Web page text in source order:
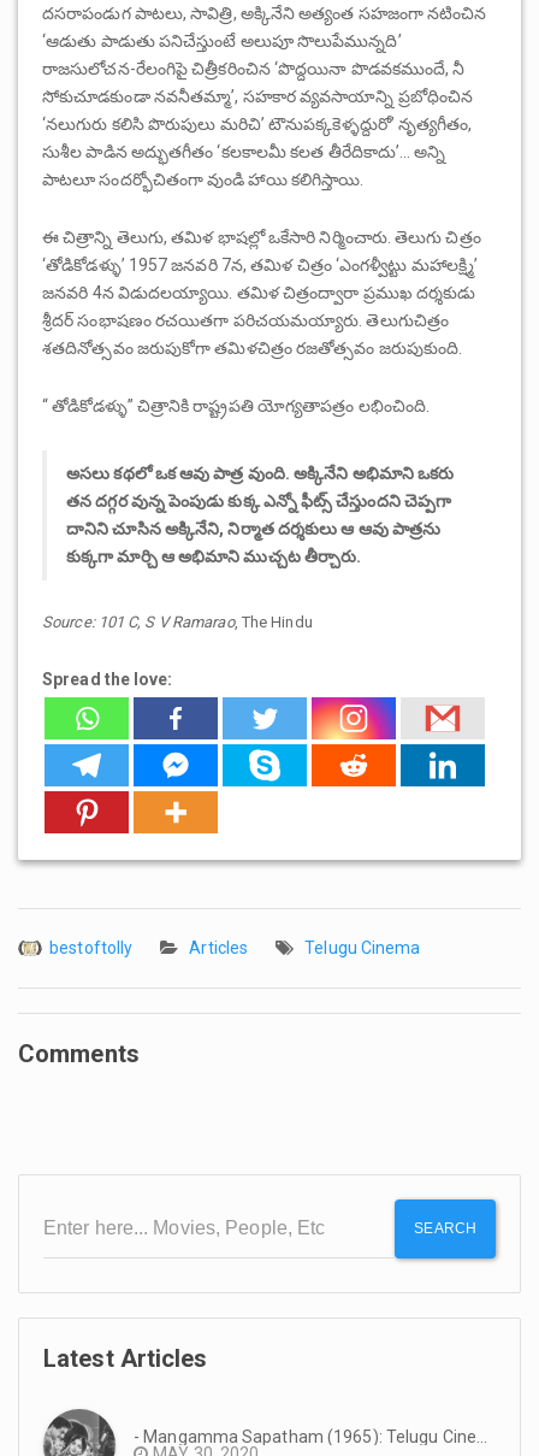
దసరాపండుగ పాటలు, సావిత్రి, అక్కినేని అత్యంత సహజంగా నటించిన
‘ఆడుతు పాడుతు పనిచేస్తుంటే అలుపూ సొలుపేమున్నది’
రాజసులోచన-రేలంగిపై చిత్రీకరించిన ‘పొద్దయినా పొడవకముందే, నీ
సోకుచూడకుండా నవనీతమ్మా’, సహకార వ్యవసాయాన్ని ప్రబోధించిన
‘నలుగురు కలిసి పొరుపులు మరిచి’ టౌనుపక్కకెళ్ళద్దురో’ నృత్యగీతం,
సుశీల పాడిన అద్భుతగీతం ‘కలకాలమీ కలత తీరేదికాదు’… అన్ని
పాటలూ సందర్భోచితంగా వుండి హాయి కలిగిస్తాయి.
ఈ చిత్రాన్ని తెలుగు, తమిళ భాషల్లో ఒకేసారి నిర్మించారు. తెలుగు చిత్రం
‘తోడికోడళ్ళు’ 1957 జనవరి 7న, తమిళ చిత్రం ‘ఎంగళ్వీట్టు మహాలక్ష్మి’
జనవరి 4న విడుదలయ్యాయి. తమిళ చిత్రంద్వారా ప్రముఖ దర్శకుడు
శ్రీదర్ సంభాషణం రచయితగా పరిచయమయ్యారు. తెలుగుచిత్రం
శతదినోత్సవం జరుపుకోగా తమిళచిత్రం రజతోత్సవం జరుపుకుంది.
“ తోడికోడళ్ళు” చిత్రానికి రాష్ట్రపతి యోగ్యతాపత్రం లభించింది.
అసలు కథలో ఒక ఆవు పాత్ర వుంది. అక్కినేని అభిమాని ఒకరు
తన దగ్గర వున్న పెంపుడు కుక్క ఎన్నో ఫీట్స్ చేస్తుందని చెప్పగా
దానిని చూసిన అక్కినేని, నిర్మాత దర్శకులు ఆ ఆవు పాత్రను
కుక్కగా మార్చి ఆ అభిమాని ముచ్చట తీర్చారు.
Source: 101 C, S V Ramarao, The Hindu
Spread the love:
bestoftolly Articles Telugu Cinema
Comments
SEARCH
Latest Articles